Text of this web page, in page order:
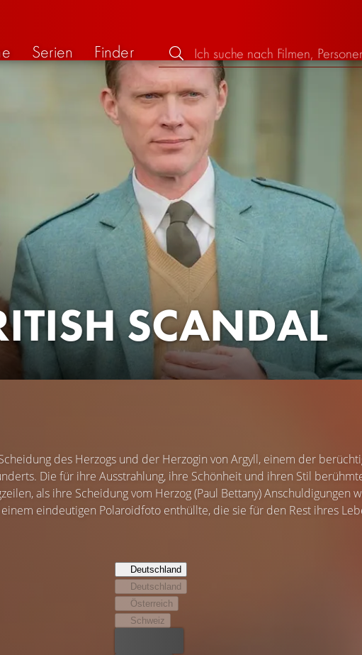
Serien Finder
SCANDAL
des Herzogs und der Herzogin von Argyll, einem der
Die für ihre Ausstrahlung, ihre Schönheit und ihren Stil
als ihre Scheidung vom Herzog (Paul Bettany) Anschuldigungen
eindeutigen Polaroidfoto enthüllte, die sie für den Rest ihres
Deutschland
Deutschland
Österreich
Schweiz